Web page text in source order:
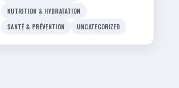
NUTRITION & HYDRATATION
SANTÉ & PRÉVENTION
UNCATEGORIZED